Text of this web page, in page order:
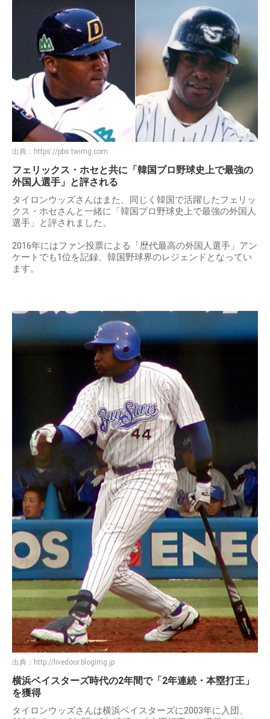
出典： https://pbs.twimg.com
フェリックス・ホセと共に「韓国プロ野球史上で最強の
外国人選手」と評される
タイロンウッズさんはまた、同じく韓国で活躍したフェリッ
クス・ホセさんと一緒に「韓国プロ野球史上で最強の外国人
選手」と評されました。
2016年にはファン投票による「歴代最高の外国人選手」アン
ケートでも1位を記録、韓国野球界のレジェンドとなってい
ます。
出典： http://livedoor.blogimg.jp
横浜ベイスターズ時代の2年間で「2年連続・本塁打王」
を獲得
タイロンウッズさんは横浜ベイスターズに2003年に入団、